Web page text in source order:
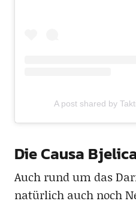
A post shared by
Die Causa
Auch rund um das
natürlich auch noch